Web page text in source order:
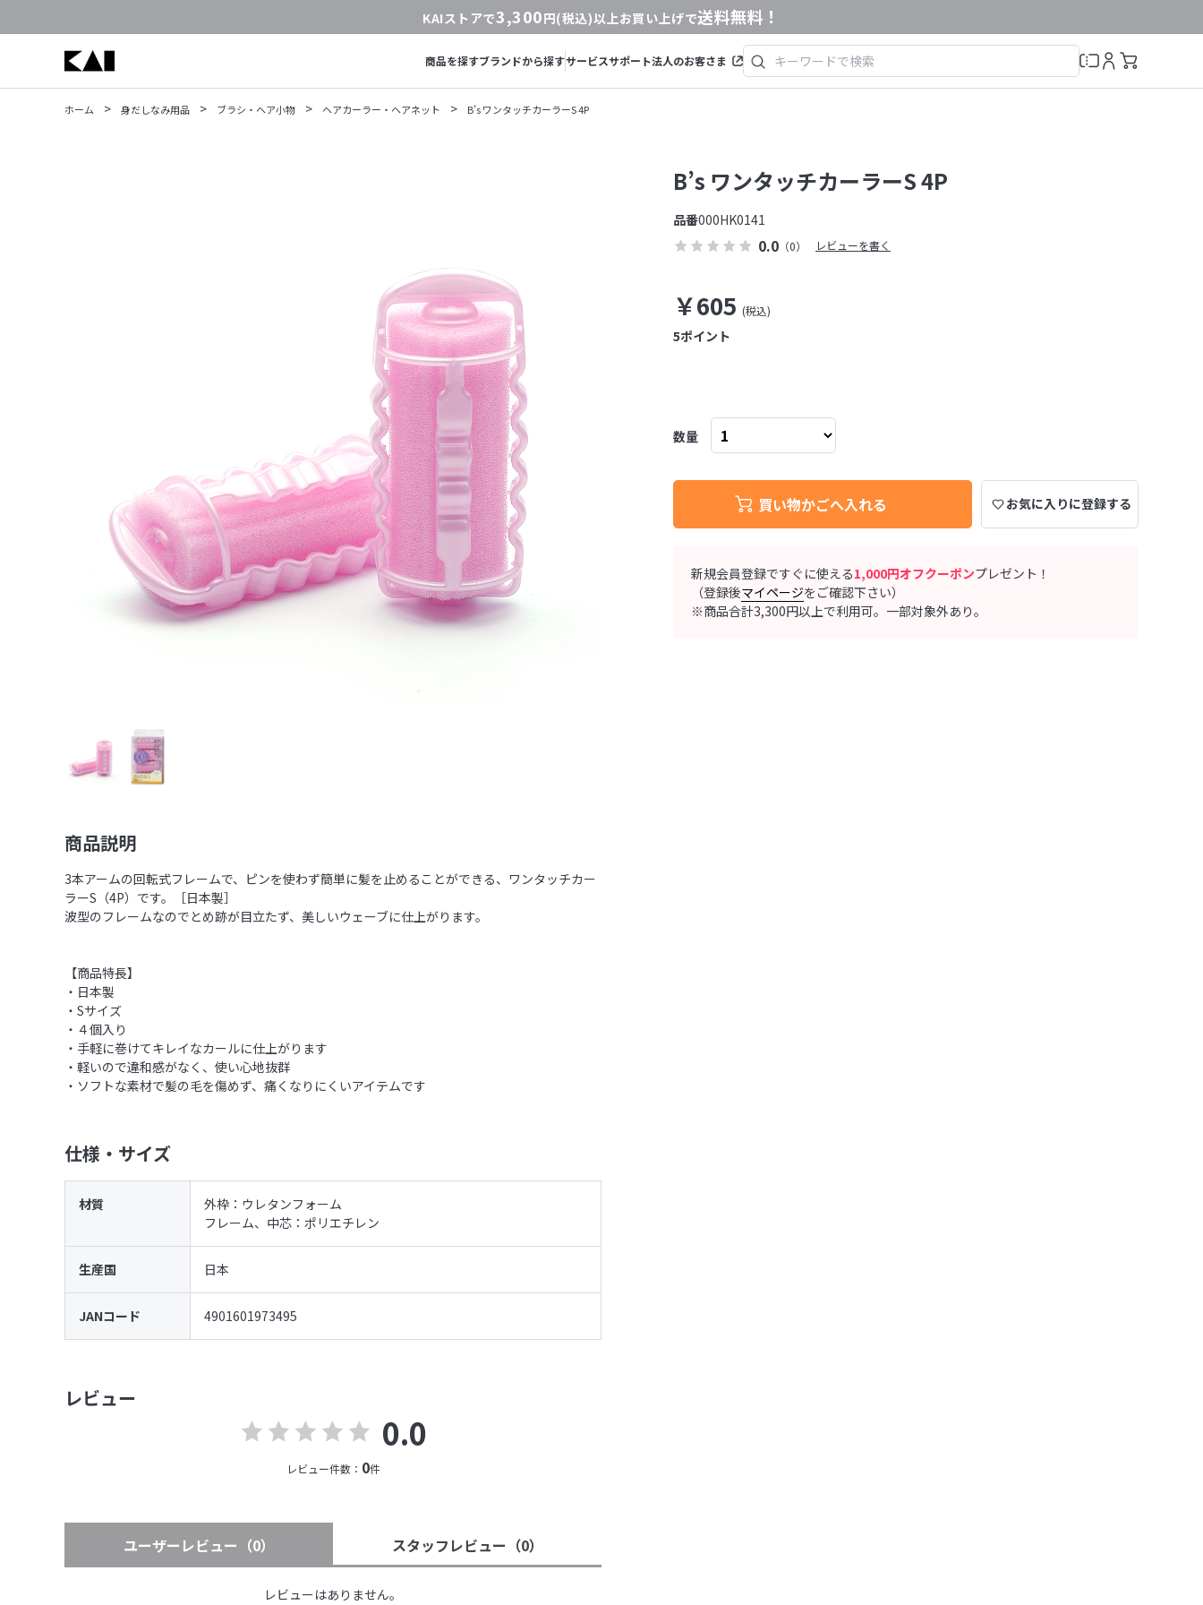
KAIストアで3,300円(税込)以上お買い上げで送料無料！
商品を探すブランドから探すサービスサポート法人のお客さま
ホーム > 身だしなみ用品 > ブラシ・ヘア小物 > ヘアカーラー・ヘアネット > B’s ワンタッチカーラーS 4P
商品説明
3本アームの回転式フレームで、ピンを使わず簡単に髪を止めることができる、ワンタッチカー
ラーS（4P）です。［日本製］
波型のフレームなのでとめ跡が目立たず、美しいウェーブに仕上がります。
【商品特長】
・日本製
・Sサイズ
・４個入り
・手軽に巻けてキレイなカールに仕上がります
・軽いので違和感がなく、使い心地抜群
・ソフトな素材で髪の毛を傷めず、痛くなりにくいアイテムです
仕様・サイズ
材質
外枠：ウレタンフォーム
フレーム、中芯：ポリエチレン
生産国 日本
JANコード 4901601973495
レビュー
0.0
レビュー件数： 0件
ユーザーレビュー （0） スタッフレビュー （0）
レビューはありません。
0.0 （0） レビューを書く
B’s ワンタッチカーラーS 4P
￥605
品番000HK0141
ポイント
5
数量
買い物かごへ入れる お気に入りに登録する
新規会員登録ですぐに使える1,000円オフクーポンプレゼント！
（登録後マイページをご確認下さい）
※商品合計3,300円以上で利用可。一部対象外あり。